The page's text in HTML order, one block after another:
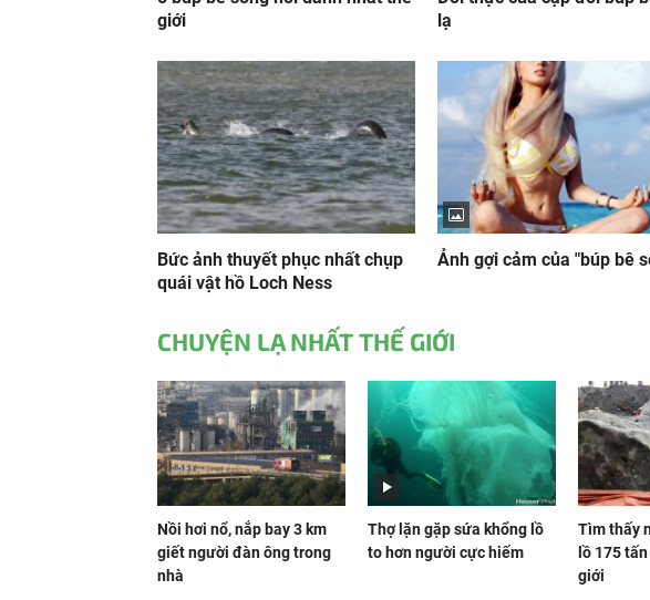
giới
lạ
Bức ảnh thuyết phục nhất chụp
quái vật hồ Loch Ness
Ảnh gợi cảm của "búp bê
CHUYỆN LẠ NHẤT THẾ GIỚI
Nồi hơi nổ, nắp bay 3 km
giết người đàn ông trong
nhà
Thợ lặn gặp sứa khổng lồ
to hơn người cực hiếm
Tìm thấy
lồ 175
giới